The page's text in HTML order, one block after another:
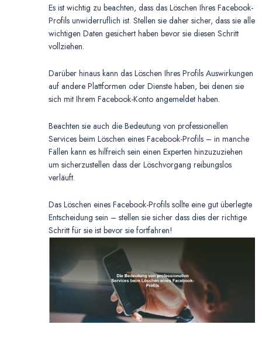
Es ist wichtig zu beachten, dass das Löschen Ihres Facebook-
Profils unwiderruflich ist. Stellen sie daher sicher, dass sie alle
wichtigen Daten gesichert haben bevor sie diesen Schritt
vollziehen.
Darüber hinaus kann das Löschen Ihres Profils Auswirkungen
auf andere Plattformen oder Dienste haben, bei denen sie
sich mit Ihrem Facebook-Konto angemeldet haben.
Beachten sie auch die Bedeutung von professionellen
Services beim Löschen eines Facebook-Profils – in manche
Fällen kann es hilfreich sein einen Experten hinzuzuziehen
um sicherzustellen dass der Löschvorgang reibungslos
verläuft.
Das Löschen eines Facebook-Profils sollte eine gut überlegte
Entscheidung sein – stellen sie sicher dass dies der richtige
Schritt für sie ist bevor sie fortfahren!